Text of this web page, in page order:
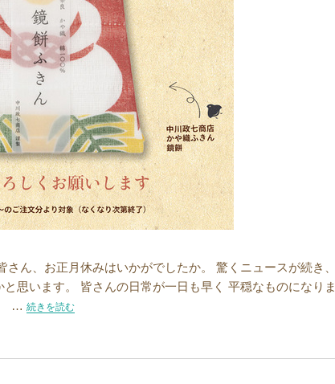
ん、お正月休みはいかがでしたか。 驚くニュースが続き、
思います。 皆さんの日常が一日も早く 平穏なものになりま
… “新春恒例！お年賀プレゼント”の
続きを読む